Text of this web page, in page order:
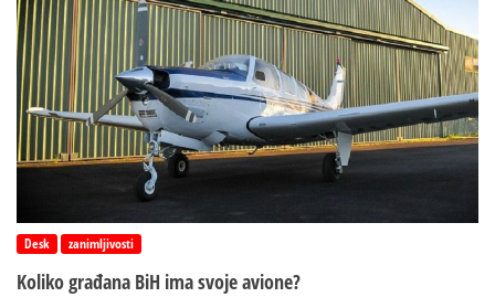
Desk zanimljivosti
Koliko građana BiH ima svoje avione?